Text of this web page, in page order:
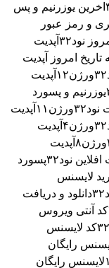
اخرین یوزرنیم و پس
و رمز عبور
نود۳۲
آپدیت
آپدیت
آپدیت
یوزرنیم و پسورد
آپدیت
آپدیت
آپدیت
افلاین نود۳۲
پسورد
لایسنس
دانلود و دریافت
کد آنتی ویروس
کد لایسنس
رایگان
لایسنس رایگان